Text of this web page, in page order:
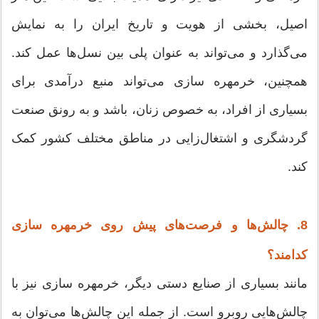
اصیل، بخشی از هویت و تاریخ ایران را به نمایش
می‌گذارد و می‌تواند به عنوان پلی بین نسل‌ها عمل کند.
همچنین، خرمهره سازی می‌تواند منبع درآمدی برای
بسیاری از افراد، به خصوص زنان، باشد و به رونق صنعت
گردشگری و اشتغال‌زایی در مناطق مختلف کشور کمک
کند.
8. چالش‌ها و فرصت‌های پیش روی خرمهره سازی
کدامند؟
مانند بسیاری از صنایع دستی دیگر، خرمهره سازی نیز با
چالش‌هایی روبرو است. از جمله این چالش‌ها می‌توان به